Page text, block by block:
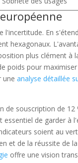
En
hexagonaux.
plus clément à
poids pour
uneanalyse détaillée
souscription de 12
de garder à
soient au
et de la réussite de
offre une vision